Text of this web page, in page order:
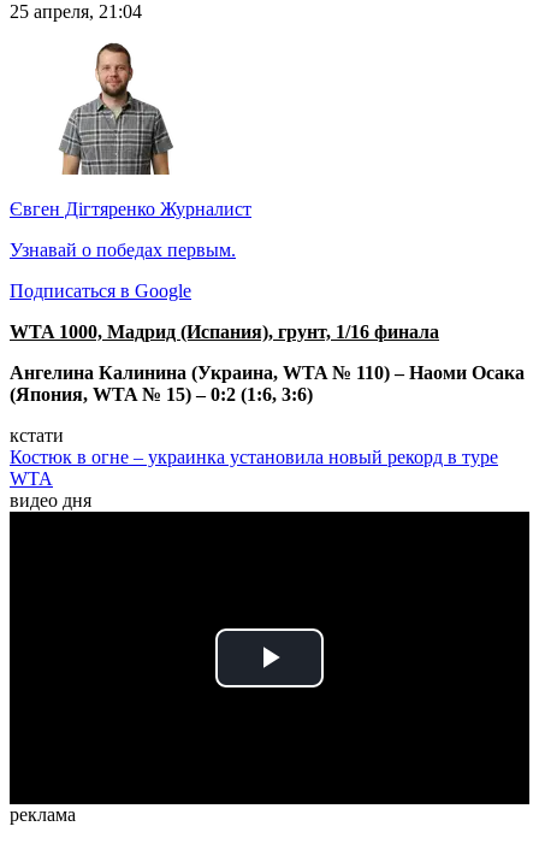
25 апреля, 21:04
Євген Дігтяренко Журналист
Узнавай о победах первым.
Подписаться в Google
WTA 1000, Мадрид (Испания), грунт, 1/16 финала
Ангелина Калинина (Украина, WTA № 110) – Наоми Осака
(Япония, WTA № 15) – 0:2 (1:6, 3:6)
кстати
Костюк в огне – украинка установила новый рекорд в туре
WTA
видео дня
Play
реклама